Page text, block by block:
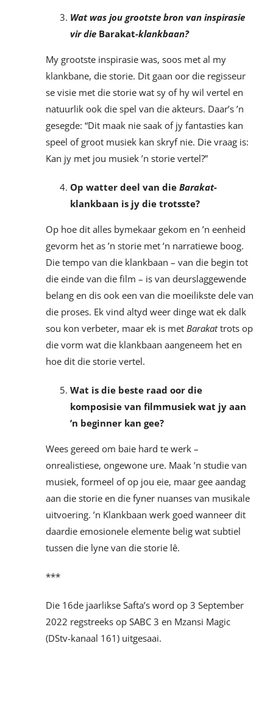
Wat was jou grootste bron van inspirasie
vir die Barakat-klankbaan?
My grootste inspirasie was, soos met al my
klankbane, die storie. Dit gaan oor die regisseur
se visie met die storie wat sy of hy wil vertel en
natuurlik ook die spel van die akteurs. Daar’s ’n
gesegde: “Dit maak nie saak of jy fantasties kan
speel of groot musiek kan skryf nie. Die vraag is:
Kan jy met jou musiek ’n storie vertel?”
Op watter deel van die Barakat-
klankbaan is jy die trotsste?
Op hoe dit alles bymekaar gekom en ’n eenheid
gevorm het as ’n storie met ’n narratiewe boog.
Die tempo van die klankbaan – van die begin tot
die einde van die film – is van deurslaggewende
belang en dis ook een van die moeilikste dele van
die proses. Ek vind altyd weer dinge wat ek dalk
sou kon verbeter, maar ek is met Barakattrots op
die vorm wat die klankbaan aangeneem het en
hoe dit die storie vertel.
Wat is die beste raad oor die
komposisie van filmmusiek wat jy aan
’n beginner kan gee?
Wees gereed om baie hard te werk –
onrealistiese, ongewone ure. Maak ’n studie van
musiek, formeel of op jou eie, maar gee aandag
aan die storie en die fyner nuanses van musikale
uitvoering. ’n Klankbaan werk goed wanneer dit
daardie emosionele elemente belig wat subtiel
tussen die lyne van die storie lê.
***
Die 16de jaarlikse Safta’s word op 3 September
2022 regstreeks op SABC 3 en Mzansi Magic
(DStv-kanaal 161) uitgesaai.